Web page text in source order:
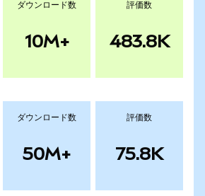
ダウンロード数
10M+
評価数
483.8K
ダウンロード数
50M+
評価数
75.8K